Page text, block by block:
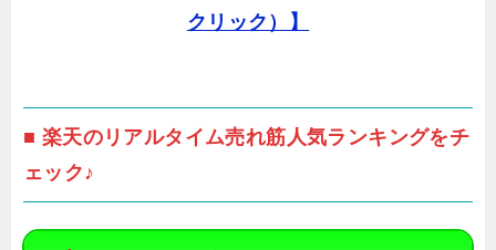
クリック）】
■ 楽天のリアルタイム売れ筋人気ランキングをチ
ェック♪